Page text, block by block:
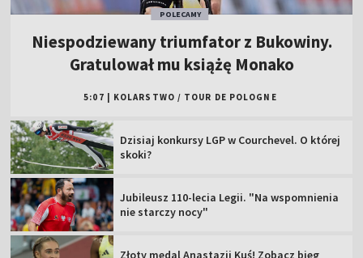
POLECAMY
Niespodziewany triumfator z Bukowiny.
Gratulował mu książę Monako
5:07 KOLARSTWO / TOUR DE POLOGNE
Dzisiaj konkursy LGP w Courchevel. O której
skoki?
Jubileusz 110-lecia Legii. "Na wspomnienia
nie starczy nocy"
Złoty medal Anastazji Kuś! Zobacz bieg